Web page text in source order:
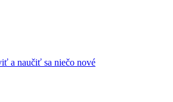
a naučiť sa niečo nové